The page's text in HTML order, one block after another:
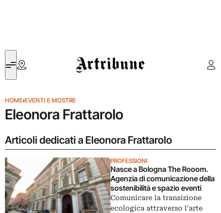
Artribune
HOME›EVENTI E MOSTRE
Eleonora Frattarolo
Articoli dedicati a Eleonora Frattarolo
PROFESSIONI
Nasce a Bologna The Rooom.
Agenzia di comunicazione della
sostenibilità e spazio eventi
Comunicare la transizione
ecologica attraverso l’arte